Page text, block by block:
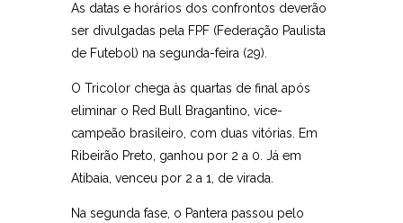
As datas e horários dos confrontos deverão
ser divulgadas pela FPF (Federação Paulista
de Futebol) na segunda-feira (29).
O Tricolor chega às quartas de final após
eliminar o Red Bull Bragantino, vice-
campeão brasileiro, com duas vitórias. Em
Ribeirão Preto, ganhou por 2 a 0. Já em
Atibaia, venceu por 2 a 1, de virada.
Na segunda fase, o Pantera passou pelo